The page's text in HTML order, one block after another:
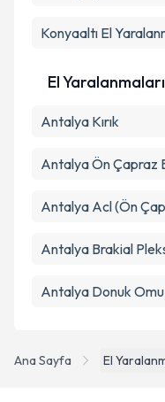
Ana Sayfa El
Konyaaltı El
El
Antalya Kırık
Antalya Ön Çapraz
Antalya Acl (Ön
Antalya Brakial
Antalya Donuk